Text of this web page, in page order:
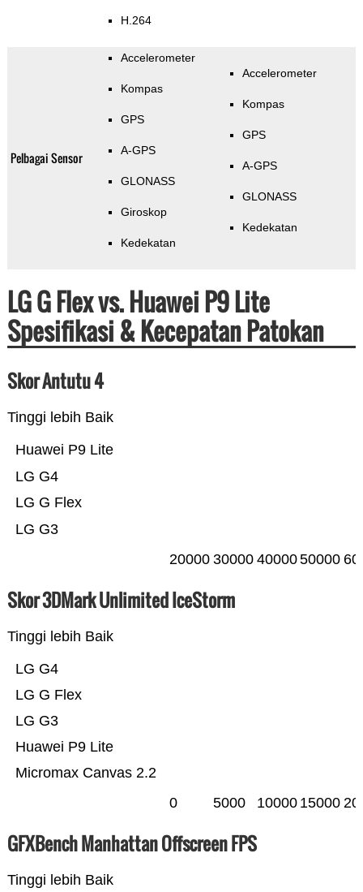
H.264
Pelbagai Sensor
Accelerometer
Kompas
GPS
A-GPS
GLONASS
Giroskop
Kedekatan
Accelerometer
Kompas
GPS
A-GPS
GLONASS
Kedekatan
LG G Flex vs. Huawei P9 Lite
Spesifikasi & Kecepatan Patokan
Skor Antutu 4
Tinggi lebih Baik
LG G3
LG G Flex
LG G4
Huawei P9 Lite
20000 30000 4000050000
Skor 3DMark Unlimited IceStorm
Tinggi lebih Baik
Micromax Canvas 2.2
Huawei P9 Lite
LG G3
LG G Flex
LG G4
0 5000 10000 15000
GFXBench Manhattan Offscreen FPS
Tinggi lebih Baik